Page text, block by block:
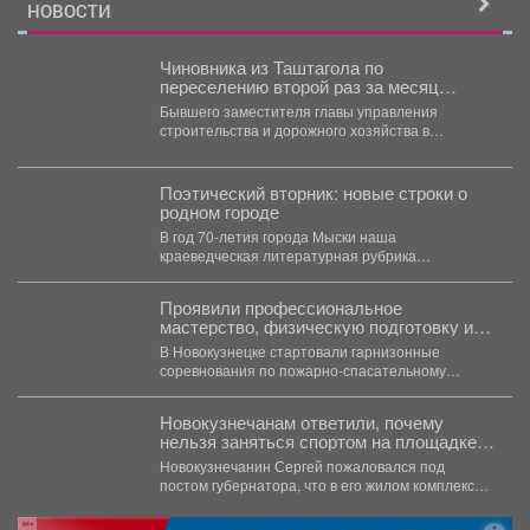
НОВОСТИ
Чиновника из Таштагола по
переселению второй раз за месяц
обвиняют в халатности
Бывшего заместителя главы управления
строительства и дорожного хозяйства в
обвинили...
Поэтический вторник: новые строки о
родном городе
В год 70-летия города Мыски наша
краеведческая литературная рубрика
Проявили профессиональное
мастерство, физическую подготовку и
командный дух.
В Новокузнецке стартовали гарнизонные
соревнования по пожарно-спасательному
Новокузнечанам ответили, почему
нельзя заняться спортом на площадке
лицея
Новокузнечанин Сергей пожаловался под
постом губернатора, что в его жилом комплексе